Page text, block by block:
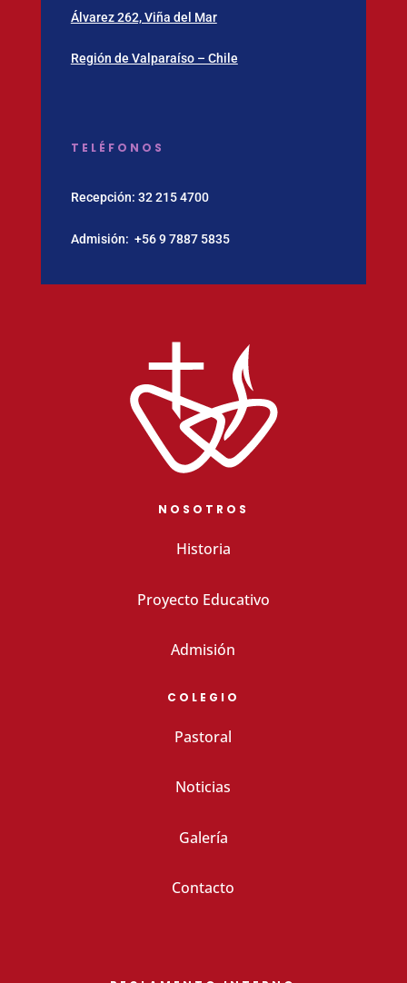
Álvarez 262, Viña del Mar
Región de Valparaíso – Chile
TELÉFONOS
Recepción: 32 215 4700
Admisión: ‪+56 9 7887 5835
NOSOTROS
Historia
Proyecto Educativo
Admisión
COLEGIO
Pastoral
Noticias
Galería
Contacto